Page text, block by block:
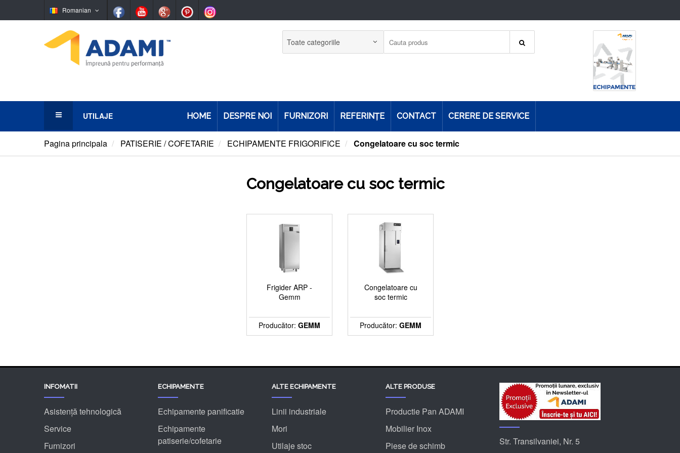
Romanian
UTILAJE
Panificaţie
Accesorii si Ustensile Patiser.ro
HOME DESPRE NOI FURNIZORI REFERINŢE CONTACT CERERE DE SERVICE
Pagina principala PATISERIE / COFETARIE ECHIPAMENTE FRIGORIFICE Congelatoare cu soc termic
Congelatoare cu soc termic
Frigider ARP -
Gemm
Producător: GEMM
Congelatoare cu
soc termic
Producător: GEMM
INFOMATII
Asistență tehnologică
Service
Furnizori
ECHIPAMENTE
Echipamente panificatie
Echipamente
patiserie/cofetarie
ALTE ECHIPAMENTE
Linii industriale
Mori
Utilaje stoc
ALTE PRODUSE
Productie Pan ADAMI
Mobilier Inox
Piese de schimb
Str. Transilvaniei, Nr. 5